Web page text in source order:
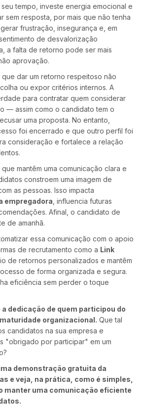
tempo, investe energia emocional e
sem resposta, por mais que não tenha
frustração, insegurança e, em
de desvalorização
a falta de retorno pode ser mais
aprovação.
que dar um retorno respeitoso não
ou expor critérios internos. A
para contratar quem considerar
— assim como o candidato tem o
uma proposta. No entanto,
foi encerrado e que outro perfil foi
consideração e fortalece a relação
mantêm uma comunicação clara e
constroem uma imagem de
as pessoas. Isso impacta
empregadora , influencia futuras
Afinal, o candidato de
de amanhã.
essa comunicação com o apoio
de recrutamento como a Link
de retornos personalizados e mantêm
de forma organizada e segura.
eficiência sem perder o toque
dedicação de quem participou do
organizacional. Que tal
candidatos na sua empresa e
"obrigado por participar" em um
demonstração gratuita da
e veja, na prática, como é simples,
manter uma comunicação eficiente